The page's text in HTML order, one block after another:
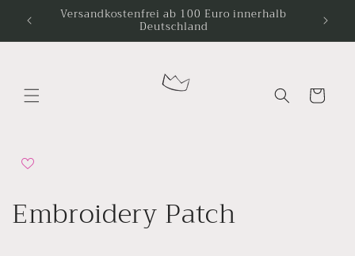
zum
Versandkostenfrei ab 100 Euro innerhalb
Deutschland
Warenkorb
K
Embroidery Patch